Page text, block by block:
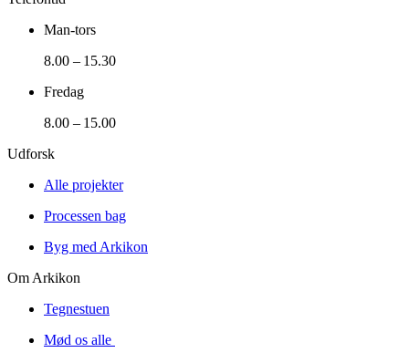
Man-tors
8.00 – 15.30
Fredag
8.00 – 15.00
Udforsk
Alle projekter
Processen bag
Byg med Arkikon
Om Arkikon
Tegnestuen
Mød os alle